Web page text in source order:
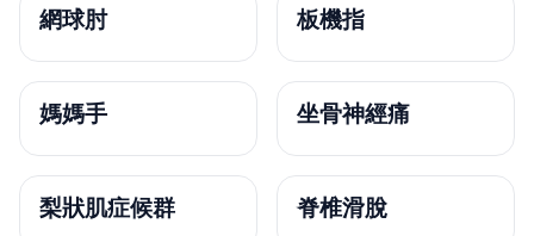
網球肘 板機指
媽媽手 坐骨神經痛
梨狀肌症候群 脊椎滑脫